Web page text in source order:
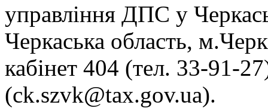
управління ДПС у
Черкаська область,
кабінет 404 (тел. 33-91-
(ck.szvk@tax.gov.ua).